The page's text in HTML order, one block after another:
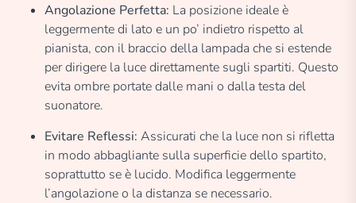
Angolazione Perfetta: La posizione ideale è
leggermente di lato e un po’ indietro rispetto al
pianista, con il braccio della lampada che si estende
per dirigere la luce direttamente sugli spartiti. Questo
evita ombre portate dalle mani o dalla testa del
suonatore.
Evitare Reflessi: Assicurati che la luce non si rifletta
in modo abbagliante sulla superficie dello spartito,
soprattutto se è lucido. Modifica leggermente
l’angolazione o la distanza se necessario.